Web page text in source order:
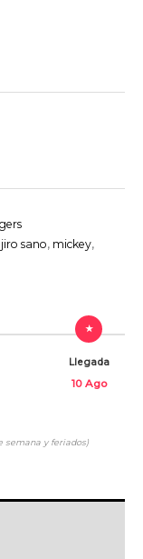
sano, mickey,
Llegada
10 Ago
semana y feriados)